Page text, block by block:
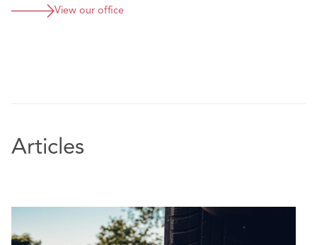
View our office
Articles